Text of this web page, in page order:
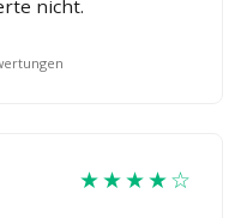
nicht.
★★★★☆